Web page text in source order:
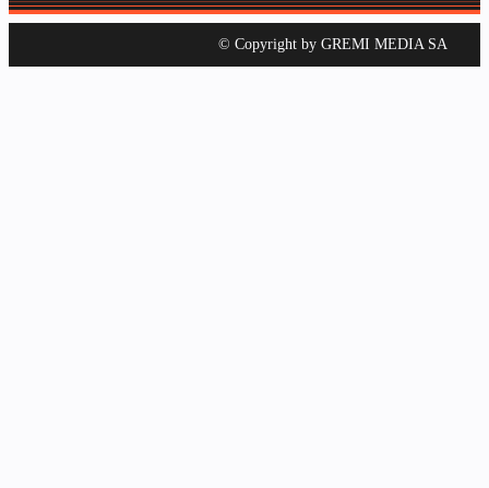
© Copyright by GREMI MEDIA SA